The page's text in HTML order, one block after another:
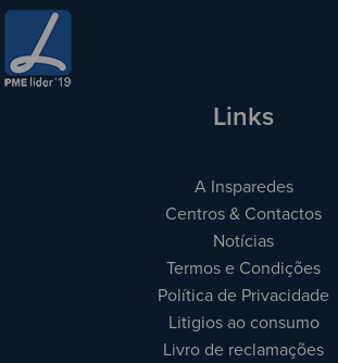
Links
A Insparedes
Centros & Contactos
Notícias
Termos e Condições
Política de Privacidade
Litigios ao consumo
Livro de reclamações